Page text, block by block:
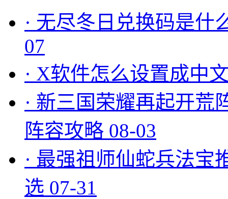
· 无尽冬日兑换码是什
07
· X软件怎么设置成中
· 新三国荣耀再起开荒
阵容攻略 08-03
· 最强祖师仙蛇兵法宝
选 07-31